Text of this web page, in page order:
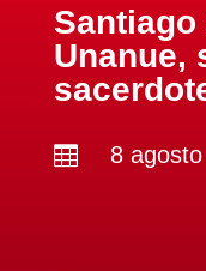
Unanue,
 8